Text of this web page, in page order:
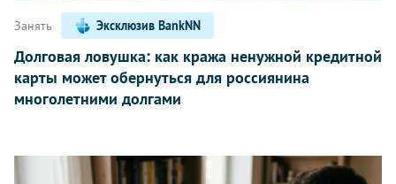
Занять Эксклюзив BankNN
Долговая ловушка: как кража ненужной кредитной
карты может обернуться для россиянина
многолетними долгами